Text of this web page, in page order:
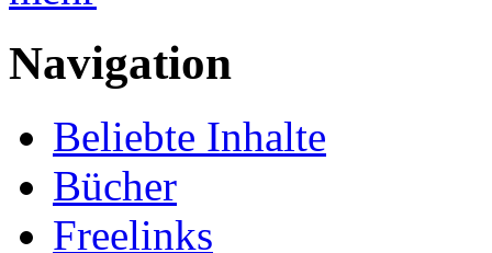
Navigation
Beliebte Inhalte
Bücher
Freelinks